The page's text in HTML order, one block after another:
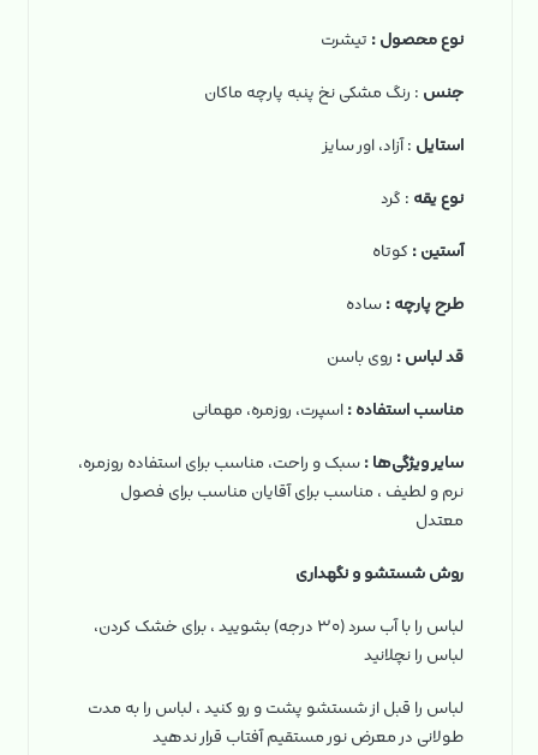
نوع محصول : تیشرت
جنس : رنگ مشکی نخ‌ پنبه پارچه ماکان
استایل : آزاد، اور سایز
نوع یقه : گرد
آستین : کوتاه
طرح پارچه :ساده
قد لباس : روی باسن
مناسب استفاده :اسپرت، روزمره، مهمانی
سایر ویژگی‌ها :سبک و راحت، مناسب برای استفاده روزمره،
نرم و لطیف ، مناسب برای آقایان مناسب برای فصول
معتدل
روش شستشو و نگهداری
لباس را با آب سرد (۳۰ درجه) بشویید ، برای خشک کردن،
لباس را نچلانید
لباس را قبل از شستشو پشت و رو کنید ، لباس را به مدت
طولانی در معرض نور مستقیم آفتاب قرار ندهید